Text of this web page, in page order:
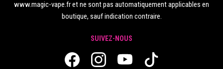
www.magic-vape.fr et ne sont pas automatiquement applicables en
boutique, sauf indication contraire.
SUIVEZ-NOUS